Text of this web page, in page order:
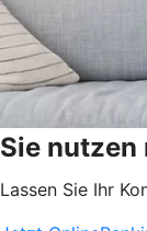
Sie nutzen
Lassen Sie Ihr